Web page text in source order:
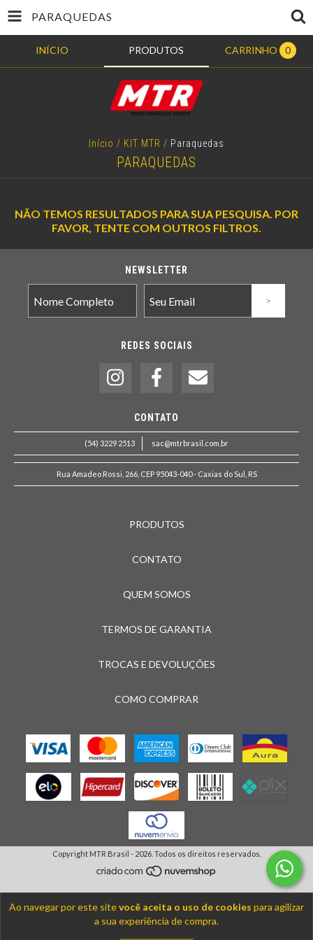
PARAQUEDAS
INÍCIO PRODUTOS CARRINHO 0
Ao navegar por este sitevocê aceita o uso de cookies para agilizar
a sua experiência de compra.
Início / KIT MTR / Paraquedas
PARAQUEDAS
NÃO TEMOS RESULTADOS PARA SUA PESQUISA. POR
FAVOR, TENTE COM OUTROS FILTROS.
NEWSLETTER
REDES SOCIAIS
CONTATO
(54) 3229 2513 sac@mtrbrasil.com.br
Rua Amadeo Rossi, 266, CEP 95043-040 - Caxias do Sul, RS
PRODUTOS
CONTATO
QUEM SOMOS
TERMOS DE GARANTIA
TROCAS E DEVOLUÇÕES
COMO COMPRAR
Copyright MTR Brasil - 2026. Todos os direitos reservados.